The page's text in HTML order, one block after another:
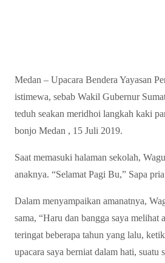
Medan – Upacara Bendera Yayasan
istimewa, sebab Wakil Gubernur
teduh seakan meridhoi langkah kaki
bonjo Medan , 15 Juli 2019.
Saat memasuki halaman sekolah,
anaknya. “Selamat Pagi Bu,” Sapa
Dalam menyampaikan amanatnya,
sama, “Haru dan bangga saya melihat
teringat beberapa tahun yang lalu,
upacara saya berniat dalam hati,